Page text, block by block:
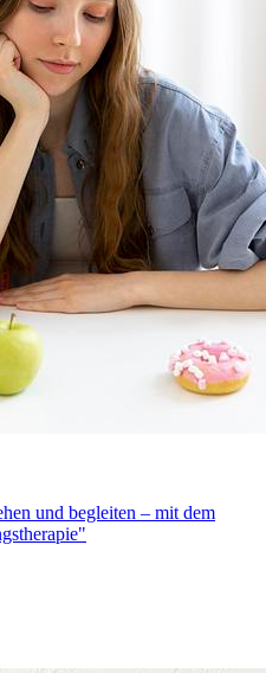
und begleiten – mit dem